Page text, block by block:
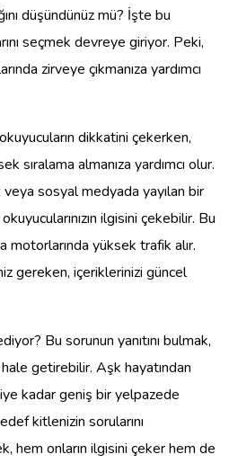
düşündünüz mü? İşte bu
seçmek devreye giriyor. Peki,
zirveye çıkmanıza yardımcı
dikkatini çekerken,
sıralama almanıza yardımcı olur.
sosyal medyada yayılan bir
ilgisini çekebilir. Bu
yüksek trafik alır.
gereken, içeriklerinizi güncel
Bu sorunun yanıtını bulmak,
getirebilir. Aşk hayatından
kadar geniş bir yelpazede
kitlenizin sorularını
hem onların ilgisini çeker hem de